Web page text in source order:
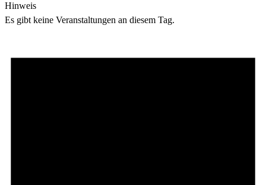
Hinweis
Es gibt keine Veranstaltungen an diesem Tag.